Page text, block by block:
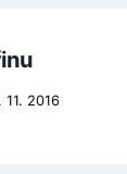
11. 2016